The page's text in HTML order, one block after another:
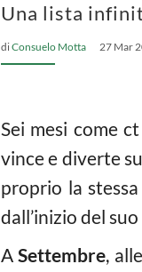
Una lista
diConsuelo Motta 27 Mar
Sei mesi come
vince e diverte
proprio la
dall’inizio del
ASettembre,